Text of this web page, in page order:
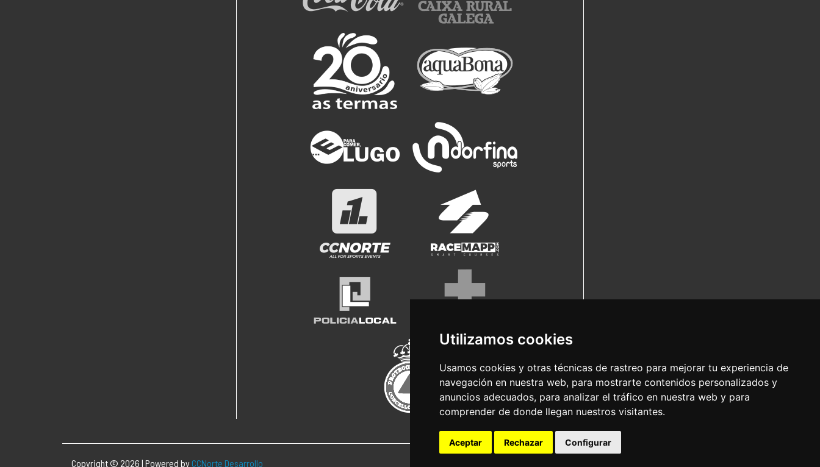
Utilizamos cookies
Usamos cookies y otras técnicas de rastreo para mejorar tu experiencia de
navegación en nuestra web, para mostrarte contenidos personalizados y
anuncios adecuados, para analizar el tráfico en nuestra web y para
comprender de donde llegan nuestros visitantes.
Aceptar Rechazar Configurar
Copyright © 2026 | Powered by CCNorte Desarrollo